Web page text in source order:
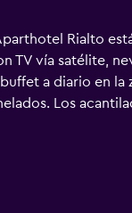
Rialto
TV vía satélite,
a diario en la
Los
reserva natural
Stralsund y